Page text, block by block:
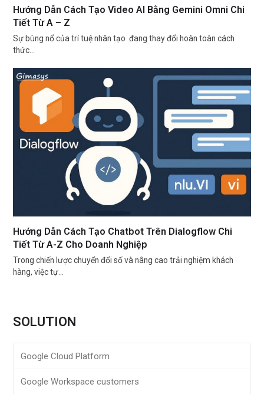
Hướng Dẫn Cách Tạo Video AI Bằng Gemini Omni Chi
Tiết Từ A – Z
Sự bùng nổ của trí tuệ nhân tạo đang thay đổi hoàn toàn cách
thức…
Hướng Dẫn Cách Tạo Chatbot Trên Dialogflow Chi
Tiết Từ A-Z Cho Doanh Nghiệp
Trong chiến lược chuyển đổi số và nâng cao trải nghiệm khách
hàng, việc tự…
SOLUTION
Google Cloud Platform
Google Workspace customers